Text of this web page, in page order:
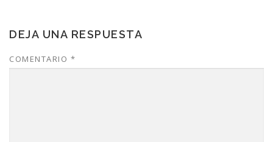
DEJA UNA RESPUESTA
COMENTARIO *